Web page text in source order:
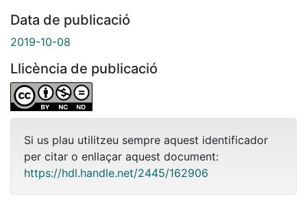
Data de publicació
2019-10-08
Llicència de publicació
Si us plau utilitzeu sempre aquest identificador
per citar o enllaçar aquest document:
https://hdl.handle.net/2445/162906